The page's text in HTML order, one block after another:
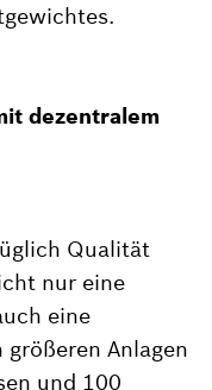
dezentralem
Qualität
nur eine
eine
Anlagen
und 100